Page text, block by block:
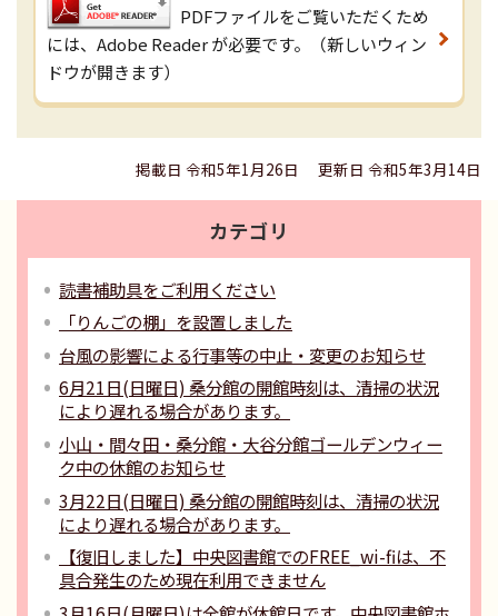
PDFファイルをご覧いただくため
には、Adobe Reader が必要です。（新しいウィン
ドウが開きます）
掲載日 令和5年1月26日 更新日 令和5年3月14日
カテゴリ
読書補助具をご利用ください
「りんごの棚」を設置しました
台風の影響による行事等の中止・変更のお知らせ
6月21日(日曜日) 桑分館の開館時刻は、清掃の状況
により遅れる場合があります。
小山・間々田・桑分館・大谷分館ゴールデンウィー
ク中の休館のお知らせ
3月22日(日曜日) 桑分館の開館時刻は、清掃の状況
により遅れる場合があります。
【復旧しました】中央図書館でのFREE_wi-fiは、不
具合発生のため現在利用できません